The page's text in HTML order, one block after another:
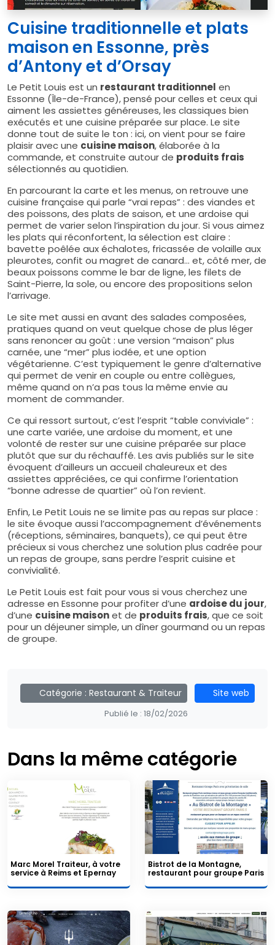
Cuisine traditionnelle et plats
maison en Essonne, près
d’Antony et d’Orsay
Le Petit Louis est un restaurant traditionnel en
Essonne (Île-de-France), pensé pour celles et ceux qui
aiment les assiettes généreuses, les classiques bien
exécutés et une cuisine préparée sur place. Le site
donne tout de suite le ton : ici, on vient pour se faire
plaisir avec une cuisine maison, élaborée à la
commande, et construite autour de produits frais
sélectionnés au quotidien.
En parcourant la carte et les menus, on retrouve une
cuisine française qui parle “vrai repas” : des viandes et
des poissons, des plats de saison, et une ardoise qui
permet de varier selon l’inspiration du jour. Si vous aimez
les plats qui réconfortent, la sélection est claire :
bavette poêlée aux échalotes, fricassée de volaille aux
pleurotes, confit ou magret de canard… et, côté mer, de
beaux poissons comme le bar de ligne, les filets de
Saint-Pierre, la sole, ou encore des propositions selon
l’arrivage.
Le site met aussi en avant des salades composées,
pratiques quand on veut quelque chose de plus léger
sans renoncer au goût : une version “maison” plus
carnée, une “mer” plus iodée, et une option
végétarienne. C’est typiquement le genre d’alternative
qui permet de venir en couple ou entre collègues,
même quand on n’a pas tous la même envie au
moment de commander.
Ce qui ressort surtout, c’est l’esprit “table conviviale” :
une carte variée, une ardoise du moment, et une
volonté de rester sur une cuisine préparée sur place
plutôt que sur du réchauffé. Les avis publiés sur le site
évoquent d’ailleurs un accueil chaleureux et des
assiettes appréciées, ce qui confirme l’orientation
“bonne adresse de quartier” où l’on revient.
Enfin, Le Petit Louis ne se limite pas au repas sur place :
le site évoque aussi l’accompagnement d’événements
(réceptions, séminaires, banquets), ce qui peut être
précieux si vous cherchez une solution plus cadrée pour
un repas de groupe, sans perdre l’esprit cuisine et
convivialité.
Le Petit Louis est fait pour vous si vous cherchez une
adresse en Essonne pour profiter d’une ardoise du jour,
d’une cuisine maisonet de produits frais, que ce soit
pour un déjeuner simple, un dîner gourmand ou un repas
de groupe.
Catégorie : Restaurant & Traiteur Site web
Publié le : 18/02/2026
Dans la même catégorie
Marc Morel Traiteur, à votre
service à Reims et Epernay
Bistrot de la Montagne,
restaurant pour groupe Paris